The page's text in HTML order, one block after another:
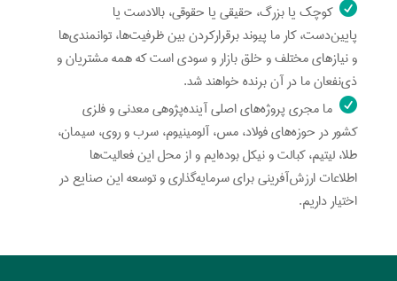
کوچک یا بزرگ، حقیقی یا حقوقی، بالادست یا
پایین‌دست، کار ما پیوند برقرارکردن بین ظرفیت‌ها، توانمندی‌ها
و نیازهای مختلف و خلق بازار و سودی است که همه مشتریان و
ذی‌نفعان ما در آن برنده خواهند شد.
ما مجری پروژه‌های اصلی آینده‌پژوهی معدنی و فلزی
کشور در حوزه‌های فولاد، مس، آلومینیوم، سرب و روی، سیمان،
طلا، لیتیم، کبالت و نیکل بوده‌ایم و از محل این فعالیت‌ها
اطلاعات ارزش‌آفرینی برای سرمایه‌گذاری و توسعه این صنایع در
اختیار داریم.